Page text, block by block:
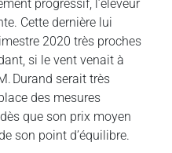
progressif, l’éleveur
Cette dernière lui
2020 très proches
si le vent venait à
Durand serait très
des mesures
que son prix moyen
son point d’équilibre.